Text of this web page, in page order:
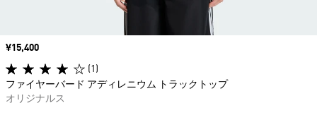
価格
¥15,400
(1)
ファイヤーバード アディレニウム トラックトップ
オリジナルス